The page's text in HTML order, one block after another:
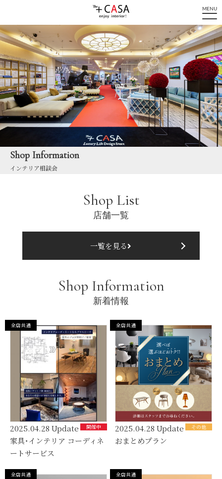
MENU
Shop Information
インテリア相談会
Shop List
店舗一覧
一覧を見る
Shop Information
新着情報
全店共通
2025.04.28 Update 開催中
家具・インテリア コーディネ
ートサービス
全店共通
2025.04.28 Update その他
おまとめプラン
全店共通 全店共通